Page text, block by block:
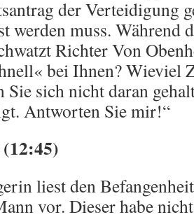
der Verteidigung
werden muss. Während
Richter Von
bei Ihnen? Wieviel
Sie sich nicht daran
Antworten Sie mir!“
liest den
vor. Dieser habe